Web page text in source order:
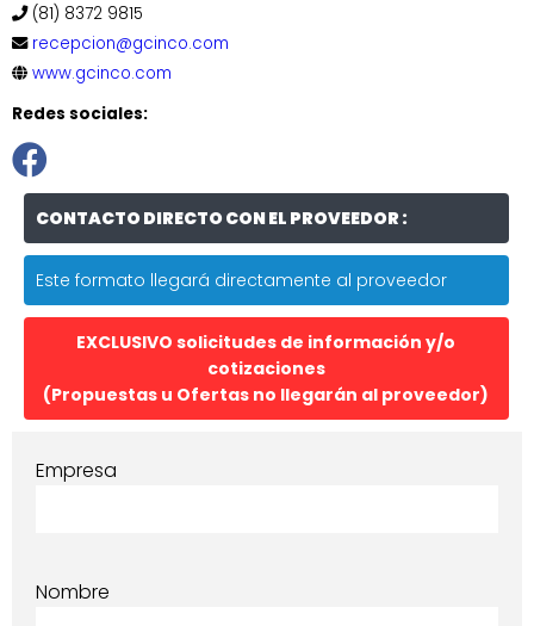
(81) 8372 9815
recepcion@gcinco.com
www.gcinco.com
Redes sociales:
CONTACTO DIRECTO CON EL PROVEEDOR :
Este formato llegará directamente al proveedor
EXCLUSIVO solicitudes de información y/o
cotizaciones
(Propuestas u Ofertas no llegarán al proveedor)
Empresa
Nombre